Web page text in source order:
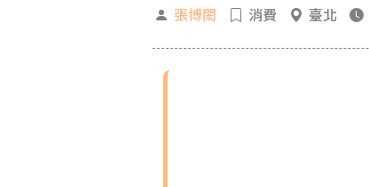
張博閎 消費 臺北